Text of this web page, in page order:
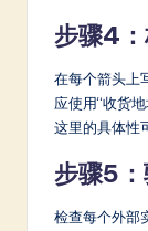
步骤4
在每个箭头上
应使用“收货
这里的具体性
步骤5
检查每个外部